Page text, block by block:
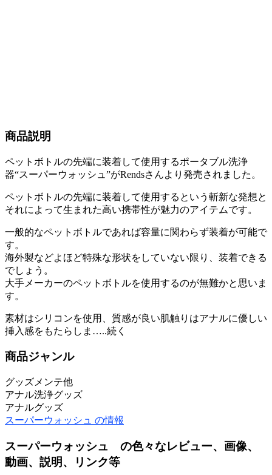
商品説明
ペットボトルの先端に装着して使用するポータブル洗浄
器“スーパーウォッシュ”がRendsさんより発売されました。
ペットボトルの先端に装着して使用するという斬新な発想と
それによって生まれた高い携帯性が魅力のアイテムです。
一般的なペットボトルであれば容量に関わらず装着が可能で
す。
海外製などよほど特殊な形状をしていない限り、装着できる
でしょう。
大手メーカーのペットボトルを使用するのが無難かと思いま
す。
素材はシリコンを使用、質感が良い肌触りはアナルに優しい
挿入感をもたらしま…..続く
商品ジャンル
グッズメンテ他
アナル洗浄グッズ
アナルグッズ
スーパーウォッシュ の情報
スーパーウォッシュ の色々なレビュー、画像、
動画、説明、リンク等